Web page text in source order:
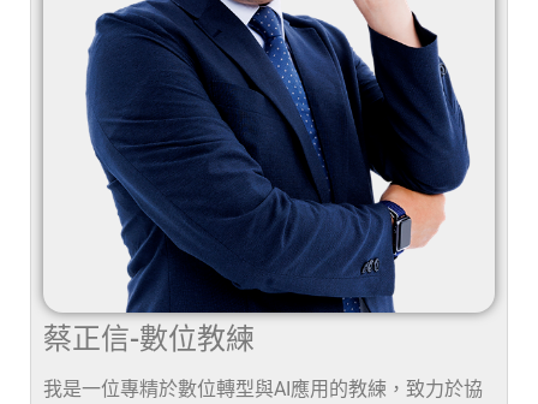
蔡正信-數位教練
我是一位專精於數位轉型與AI應用的教練，致力於協